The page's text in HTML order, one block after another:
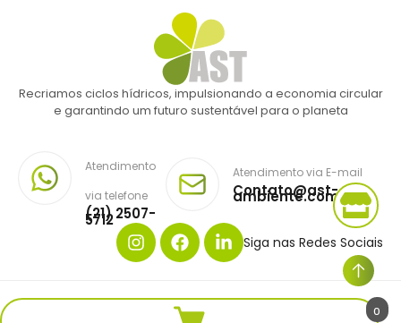
Recriamos ciclos hídricos, impulsionando a economia circular
e garantindo um futuro sustentável para o planeta
Atendimento
via telefone
(21) 2507-
5712
Atendimento via E-mail
Contato@ast-
ambiente.com.br
Siga nas Redes Sociais
0
Copyright © AST AMBIENTE. Todos os direitos reservados.